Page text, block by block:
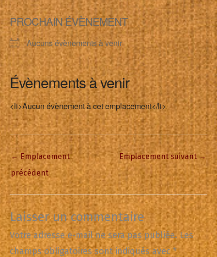
PROCHAIN ÉVÈNEMENT
Aucuns évènements à venir
Évènements à venir
<li>Aucun évènement à cet emplacement</li>
←Emplacement
précédent
Emplacement suivant→
Laisser un commentaire
Votre adresse e-mail ne sera pas publiée. Les
champs obligatoires sont indiqués avec*